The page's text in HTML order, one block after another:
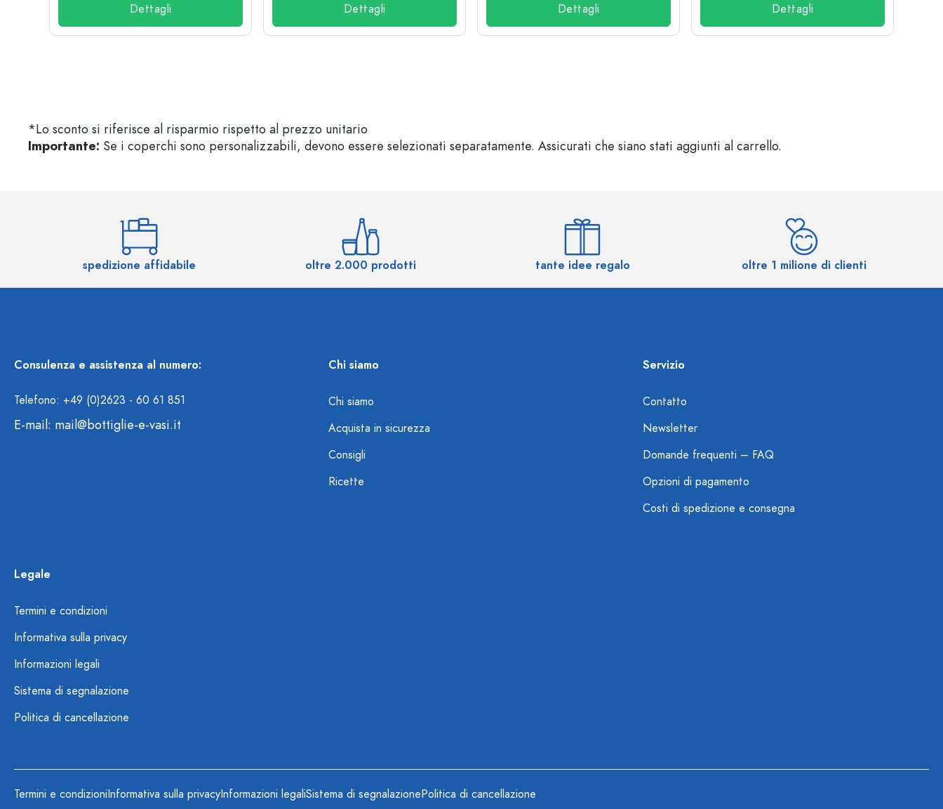
Dettagli Dettagli Dettagli Dettagli
*Lo sconto si riferisce al risparmio rispetto al prezzo unitario
Importante: Se i coperchi sono personalizzabili, devono essere selezionati separatamente. Assicurati che siano stati aggiunti al carrello.
spedizione affidabile oltre 2.000 prodotti tante idee regalo oltre 1 milione di clienti
Consulenza e assistenza al numero:
Telefono: +49 (0)2623 - 60 61 851
E-mail: mail@bottiglie-e-vasi.it
Chi siamo
Chi siamo
Acquista in sicurezza
Consigli
Ricette
Servizio
Contatto
Newsletter
Domande frequenti – FAQ
Opzioni di pagamento
Costi di spedizione e consegna
Legale
Termini e condizioni
Informativa sulla privacy
Informazioni legali
Sistema di segnalazione
Politica di cancellazione
Termini e condizioniInformativa sulla privacyInformazioni legaliSistema di segnalazionePolitica di cancellazione